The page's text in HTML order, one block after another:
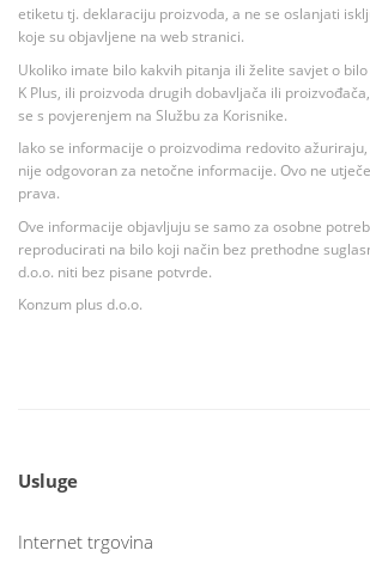
etiketu tj. deklaraciju proizvoda, a ne se oslanjati
koje su objavljene na web stranici.
Ukoliko imate bilo kakvih pitanja ili želite savjet o
K Plus, ili proizvoda drugih dobavljača ili
se s povjerenjem na Službu za Korisnike.
Iako se informacije o proizvodima redovito ažuriraju,
nije odgovoran za netočne informacije. Ovo ne
prava.
Ove informacije objavljuju se samo za osobne
reproducirati na bilo koji način bez prethodne
d.o.o. niti bez pisane potvrde.
Konzum plus d.o.o.
Usluge
Internet trgovina